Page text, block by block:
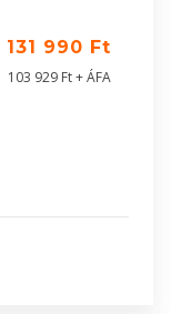
131 990 Ft
103 929 Ft + ÁFA